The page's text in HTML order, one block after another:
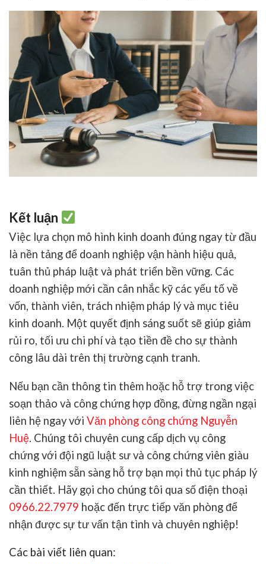
Kết luận
Việc lựa chọn mô hình kinh doanh đúng ngay từ đầu
là nền tảng để doanh nghiệp vận hành hiệu quả,
tuân thủ pháp luật và phát triển bền vững. Các
doanh nghiệp mới cần cân nhắc kỹ các yếu tố về
vốn, thành viên, trách nhiệm pháp lý và mục tiêu
kinh doanh. Một quyết định sáng suốt sẽ giúp giảm
rủi ro, tối ưu chi phí và tạo tiền đề cho sự thành
công lâu dài trên thị trường cạnh tranh.
Nếu bạn cần thông tin thêm hoặc hỗ trợ trong việc
soạn thảo và công chứng hợp đồng, đừng ngần ngại
liên hệ ngay với Văn phòng công chứng Nguyễn
Huệ. Chúng tôi chuyên cung cấp dịch vụ công
chứng với đội ngũ luật sư và công chứng viên giàu
kinh nghiệm sẵn sàng hỗ trợ bạn mọi thủ tục pháp lý
cần thiết. Hãy gọi cho chúng tôi qua số điện thoại
0966.22.7979 hoặc đến trực tiếp văn phòng để
nhận được sự tư vấn tận tình và chuyên nghiệp!
Các bài viết liên quan: